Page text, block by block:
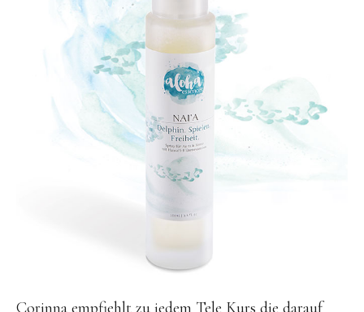
Corinna empfiehlt zu jedem Tele Kurs die darauf